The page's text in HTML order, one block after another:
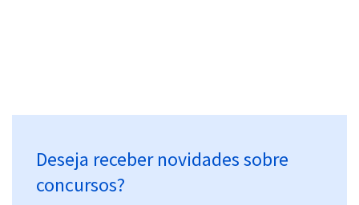
CLDF - Câmara Legislativa do DF - Conhecimentos Gerais para
R$ 239,92à vista
Deseja receber novidades sobre
concursos?